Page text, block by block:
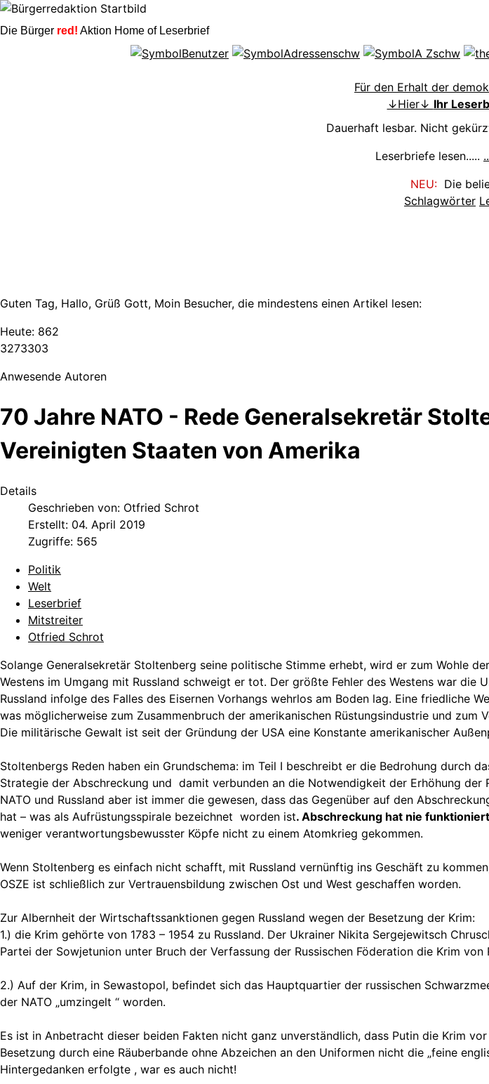
Die Bürger red! Aktion Home of Leserbrief
Für den Erhalt der
↓Hier↓ Ihr
Dauerhaft lesbar. Nicht
Leserbriefe lesen.....
NEU:Die
Schlagwörter
Guten Tag, Hallo, Grüß Gott, Moin Besucher, die mindestens einen Artikel lesen:
Heute: 862
3273303
Anwesende Autoren
70 Jahre NATO - Rede Generalsekretär
Vereinigten Staaten von Amerika
Details
Geschrieben von: Otfried Schrot
Erstellt: 04. April 2019
Zugriffe: 565
Politik
Welt
Leserbrief
Mitstreiter
Otfried Schrot
Solange Generalsekretär Stoltenberg seine politische Stimme erhebt, wird er zum Wohle
Westens im Umgang mit Russland schweigt er tot. Der größte Fehler des Westens war die
Russland infolge des Falles des Eisernen Vorhangs wehrlos am Boden lag. Eine friedliche
was möglicherweise zum Zusammenbruch der amerikanischen Rüstungsindustrie und
Die militärische Gewalt ist seit der Gründung der USA eine Konstante amerikanischer
Stoltenbergs Reden haben ein Grundschema: im Teil I beschreibt er die Bedrohung durch
Strategie der Abschreckung und damit verbunden an die Notwendigkeit der Erhöhung
NATO und Russland aber ist immer die gewesen, dass das Gegenüber auf den
hat – was als Aufrüstungsspirale bezeichnet worden ist. Abschreckung hat nie
weniger verantwortungsbewusster Köpfe nicht zu einem Atomkrieg gekommen.
Wenn Stoltenberg es einfach nicht schafft, mit Russland vernünftig ins Geschäft zu
OSZE ist schließlich zur Vertrauensbildung zwischen Ost und West geschaffen worden.
Zur Albernheit der Wirtschaftssanktionen gegen Russland wegen der Besetzung der Krim:
1.) die Krim gehörte von 1783 – 1954 zu Russland. Der Ukrainer Nikita Sergejewitsch
Partei der Sowjetunion unter Bruch der Verfassung der Russischen Föderation die Krim
2.) Auf der Krim, in Sewastopol, befindet sich das Hauptquartier der russischen
der NATO „umzingelt “ worden.
Es ist in Anbetracht dieser beiden Fakten nicht ganz unverständlich, dass Putin die Krim
Besetzung durch eine Räuberbande ohne Abzeichen an den Uniformen nicht die „feine
Hintergedanken erfolgte , war es auch nicht!